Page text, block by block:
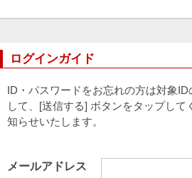
ログインガイド
ID・パスワードをお忘れの方は対象
して、[送信する] ボタンをタップして
知らせいたします。
メールアドレス